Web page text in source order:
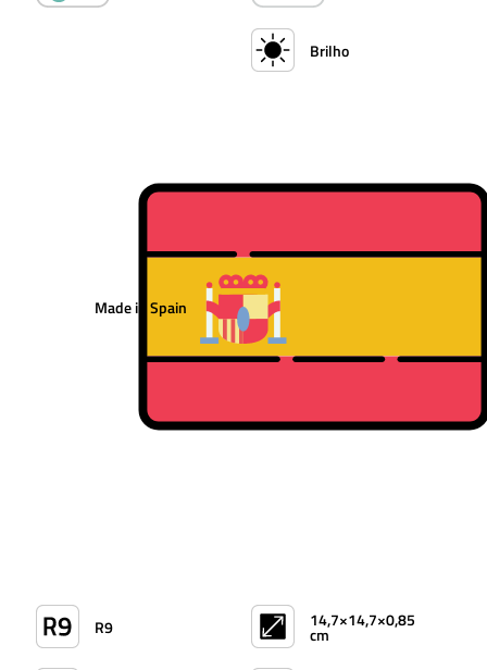
Made in Spain
Brilho
R9 14,7×14,7×0,85
cm